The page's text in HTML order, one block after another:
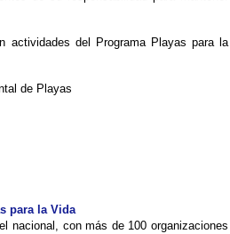
actividades del Programa Playas para la
de Playas
para la Vida
nacional, con más de 100 organizaciones